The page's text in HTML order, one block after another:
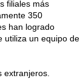
filiales más
350
han logrado
utiliza un equipo de
extranjeros.